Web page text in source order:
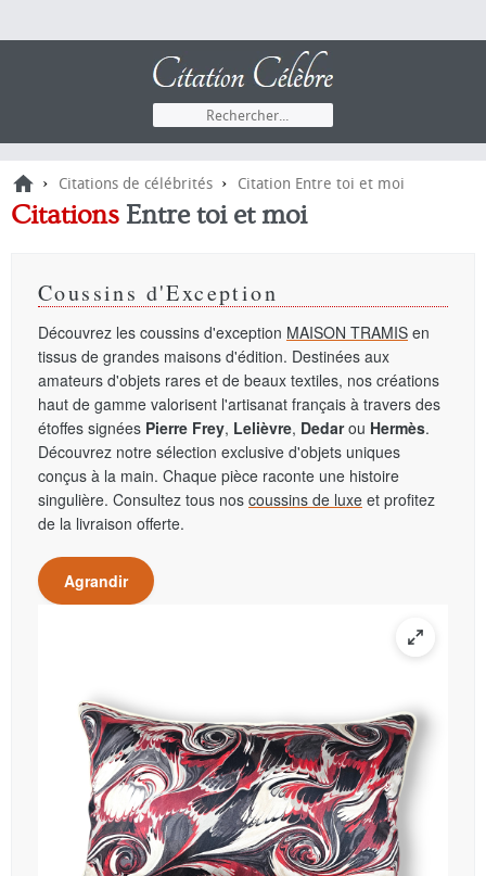
› Citations de célébrités › Citation Entre toi et moi
Citations Entre toi et moi
Coussins d'Exception
Découvrez les coussins d'exception MAISON TRAMIS en
tissus de grandes maisons d'édition. Destinées aux
amateurs d'objets rares et de beaux textiles, nos créations
haut de gamme valorisent l'artisanat français à travers des
étoffes signées Pierre Frey, Lelièvre, Dedarou Hermès.
Découvrez notre sélection exclusive d'objets uniques
conçus à la main. Chaque pièce raconte une histoire
singulière. Consultez tous nos coussins de luxe et profitez
de la livraison offerte.
Agrandir